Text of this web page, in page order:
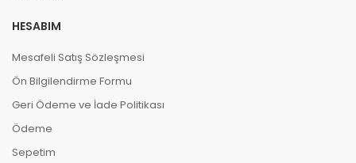
HESABIM
Mesafeli Satış Sözleşmesi
Ön Bilgilendirme Formu
Geri Ödeme ve İade Politikası
Ödeme
Sepetim